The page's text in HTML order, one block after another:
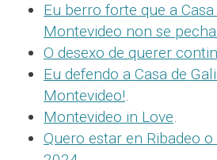
Eu berro forte que a Casa
Montevideo non se
O desexo de querer
Eu defendo a Casa de
Montevideo!.
Montevideo in Love.
Quero estar en Ribadeo